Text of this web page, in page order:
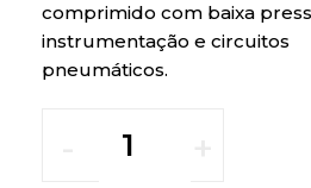
comprimido com baixa
instrumentação e circuitos
pneumáticos.